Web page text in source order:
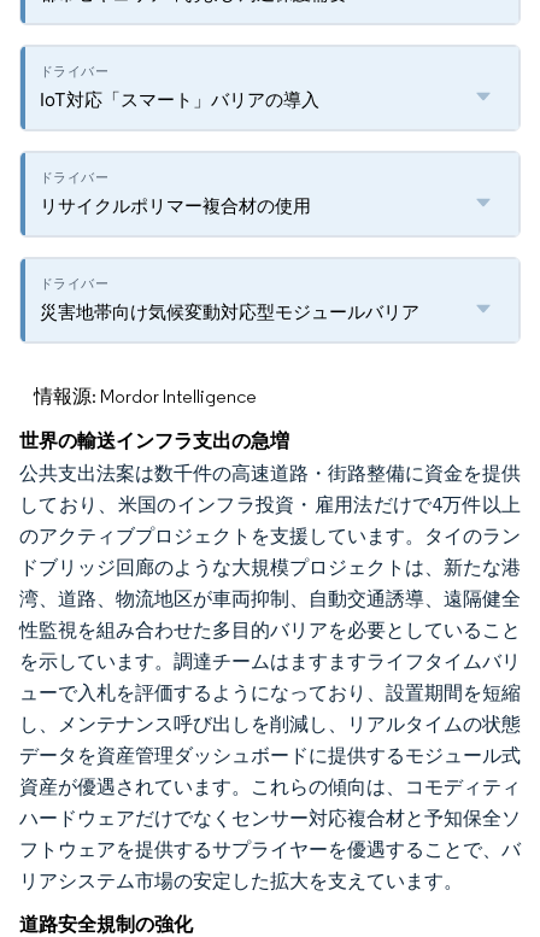
IoT対応「スマート」バリアの導入
リサイクルポリマー複合材の使用
災害地帯向け気候変動対応型モジュールバリア
情報源: Mordor Intelligence
世界の輸送インフラ支出の急増
公共支出法案は数千件の高速道路・街路整備に資金を提供
しており、米国のインフラ投資・雇用法だけで4万件以上
のアクティブプロジェクトを支援しています。タイのラン
ドブリッジ回廊のような大規模プロジェクトは、新たな港
湾、道路、物流地区が車両抑制、自動交通誘導、遠隔健全
性監視を組み合わせた多目的バリアを必要としていること
を示しています。調達チームはますますライフタイムバリ
ューで入札を評価するようになっており、設置期間を短縮
し、メンテナンス呼び出しを削減し、リアルタイムの状態
データを資産管理ダッシュボードに提供するモジュール式
資産が優遇されています。これらの傾向は、コモディティ
ハードウェアだけでなくセンサー対応複合材と予知保全ソ
フトウェアを提供するサプライヤーを優遇することで、バ
リアシステム市場の安定した拡大を支えています。
道路安全規制の強化